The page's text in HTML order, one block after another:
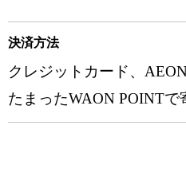
決済方法
クレジットカード、
たまったWAON POINTで